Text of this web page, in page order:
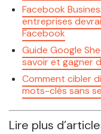
Facebook
entreprises
Facebook
Guide Google
savoir et gagner
Comment cibler
mots-clés sans
Lire plus